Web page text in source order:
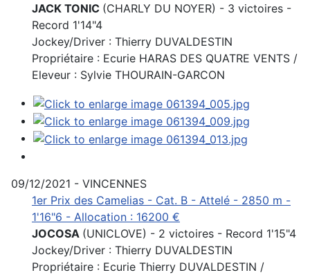
JACK TONIC (CHARLY DU NOYER) - 3 victoires -
Record 1'14"4
Jockey/Driver : Thierry DUVALDESTIN
Propriétaire : Ecurie HARAS DES QUATRE VENTS /
Eleveur : Sylvie THOURAIN-GARCON
09/12/2021 - VINCENNES
1er Prix des Camelias - Cat. B - Attelé - 2850 m -
1'16"6 - Allocation : 16200 €
JOCOSA (UNICLOVE) - 2 victoires - Record 1'15"4
Jockey/Driver : Thierry DUVALDESTIN
Propriétaire : Ecurie Thierry DUVALDESTIN /